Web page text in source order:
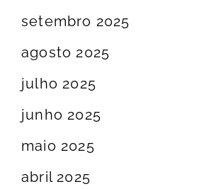
setembro 2025
agosto 2025
julho 2025
junho 2025
maio 2025
abril 2025